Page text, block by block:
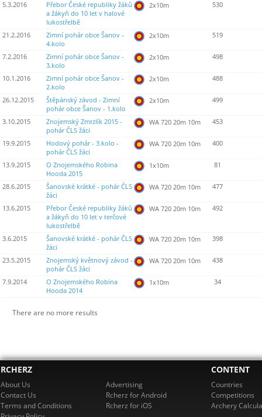
5.3.2016
Přebor České republiky žáků
a žákyň do 10 let v halové
lukostřelbě
2x10m 530
21.2.2016
Zimní pohár obce Šanov -
4.kolo
2x10m 519
7.2.2016
Zimní pohár obce Šanov -
3.kolo
2x10m 498
10.1.2016
Zimní pohár obce Šanov -
2.kolo
2x10m 488
26.12.2015
Štěpánský závod - Zimní
pohár obce Šanov - 1.kolo
2x10m 499
3.10.2015
Znojemský Zmrzlík 2015 -
pohár ČLS žáci
WA 720 20m 10m 453
19.9.2015
Hodový pohár - 3.kolo -
pohár ČLS žáci
WA 720 20m 10m 400
13.9.2015
O Znojemského Robina
Hooda 2015
1x10m 81
28.6.2015
Šanovské krátké - pohár ČLS
žáci
WA 720 20m 10m 477
13.6.2015
Přebor České republiky žáků
a žákyň do 10 let v terčové
lukostřelbě
WA 720 20m 10m 492
3.6.2015
Šanovské krátké - pohár ČLS
žáci
WA 720 20m 10m 398
23.5.2015
Znojemský květnový závod -
pohár ČLS žáci
WA 720 20m 10m 438
7.9.2014
O Znojemského Robina
Hooda 2014
1x10m 34
There are no more results
RCHERZ
About Us
Contact Us
Terms and Conditions
Advertising
Rcherz for Android
Rcherz for iOS
CONTENT
Countries
Competitions
Archery